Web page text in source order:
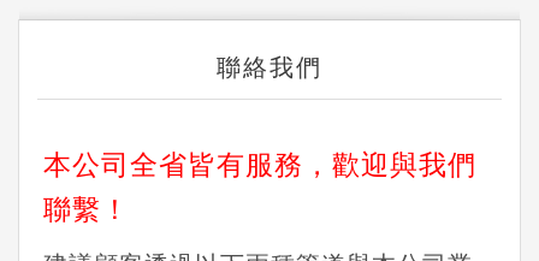
聯絡我們
本公司全省皆有服務，歡迎與我們
聯繫！